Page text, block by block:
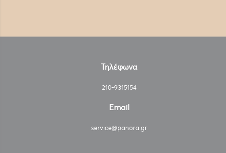
Τηλέφωνα
210-9315154
Email
service@panora.gr